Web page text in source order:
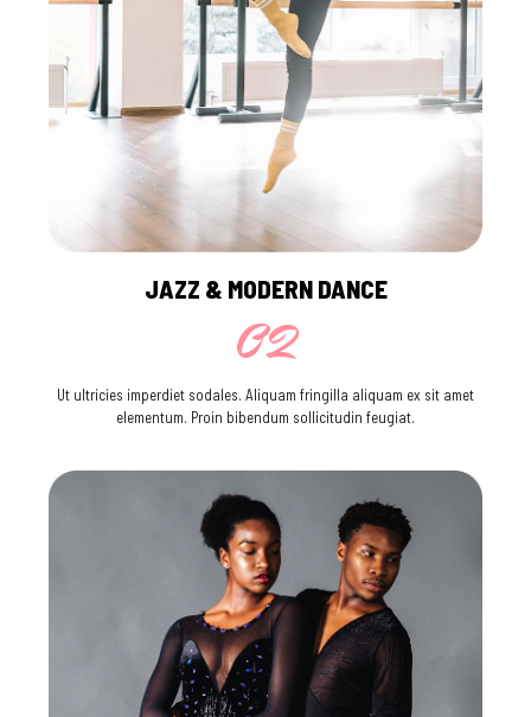
JAZZ & MODERN DANCE
02
Ut ultricies imperdiet sodales. Aliquam fringilla aliquam ex sit amet
elementum. Proin bibendum sollicitudin feugiat.